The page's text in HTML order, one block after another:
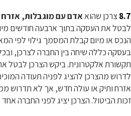
8.7צרכן שהואאדם עם מוגבלות,
לבטל את העסקה בתוך ארבעה חודשים
הנכס או מיום קבלת המסמך גילוי לפי
בעסקה כללה שיחה בין החברה לצרכן,
תקשורת אלקטרונית. ביקש הצרכן לבטל
לדרוש מהצרכן להציג לפניה תעודה
אזרח ותיק או עולה חדש, אך לא תדרוש
זכות הביטול. הצרכן יציג לפני החברה